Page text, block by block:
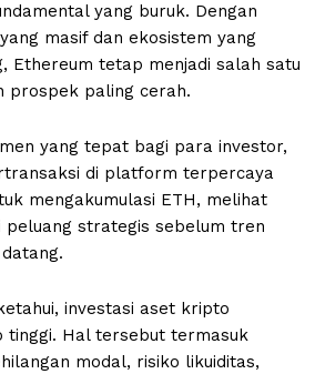
yang buruk. Dengan
masif dan ekosistem yang
Ethereum tetap menjadi salah satu
prospek paling cerah.
yang tepat bagi para investor,
di platform terpercaya
mengakumulasi ETH, melihat
peluang strategis sebelum tren
investasi aset kripto
tinggi. Hal tersebut termasuk
modal, risiko likuiditas,